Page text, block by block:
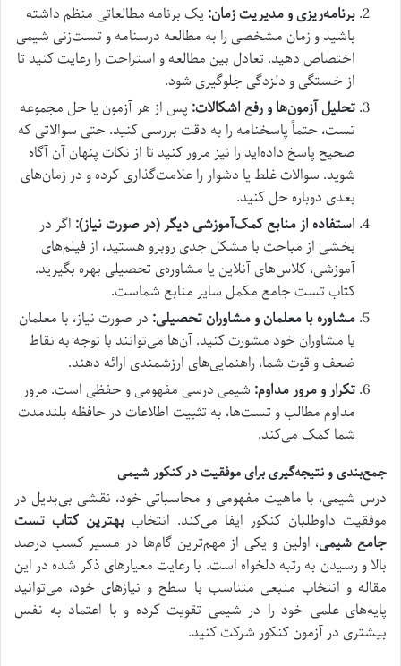
برنامه‌ریزی و مدیریت زمان: یک برنامه مطالعاتی منظم داشته
باشید و زمان مشخصی را به مطالعه درسنامه و تست‌زنی شیمی
اختصاص دهید. تعادل بین مطالعه و استراحت را رعایت کنید تا
از خستگی و دلزدگی جلوگیری شود.
تحلیل آزمون‌ها و رفع اشکالات: پس از هر آزمون یا حل مجموعه
تست، حتماً پاسخنامه را به دقت بررسی کنید. حتی سوالاتی که
صحیح پاسخ داده‌اید را نیز مرور کنید تا از نکات پنهان آن آگاه
شوید. سوالات غلط یا دشوار را علامت‌گذاری کرده و در زمان‌های
بعدی دوباره حل کنید.
استفاده از منابع کمک‌آموزشی دیگر (در صورت نیاز): اگر در
بخشی از مباحث با مشکل جدی روبرو هستید، از فیلم‌های
آموزشی، کلاس‌های آنلاین یا مشاوره‌ی تحصیلی بهره بگیرید.
کتاب تست جامع مکمل سایر منابع شماست.
مشاوره با معلمان و مشاوران تحصیلی: در صورت نیاز، با معلمان
یا مشاوران خود مشورت کنید. آن‌ها می‌توانند با توجه به نقاط
ضعف و قوت شما، راهنمایی‌های ارزشمندی ارائه دهند.
تکرار و مرور مداوم: شیمی درسی مفهومی و حفظی است. مرور
مداوم مطالب و تست‌ها، به تثبیت اطلاعات در حافظه بلندمدت
شما کمک می‌کند.
جمع‌بندی و نتیجه‌گیری برای موفقیت در کنکور شیمی
درس شیمی، با ماهیت مفهومی و محاسباتی خود، نقشی بی‌بدیل در
موفقیت داوطلبان کنکور ایفا می‌کند. انتخاب بهترین کتاب تست
جامع شیمی، اولین و یکی از مهم‌ترین گام‌ها در مسیر کسب درصد
بالا و رسیدن به رتبه دلخواه است. با رعایت معیارهای ذکر شده در این
مقاله و انتخاب منبعی متناسب با سطح و نیازهای خود، می‌توانید
پایه‌های علمی خود را در شیمی تقویت کرده و با اعتماد به نفس
بیشتری در آزمون کنکور شرکت کنید.